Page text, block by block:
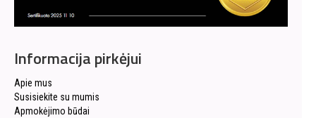
Informacija pirkėjui
Apie mus
Susisiekite su mumis
Apmokėjimo būdai